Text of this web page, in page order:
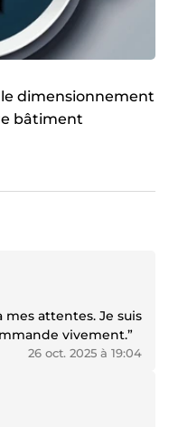
dimensionnement
bâtiment
mes attentes. Je suis
vivement.”
26 oct. 2025 à 19:04